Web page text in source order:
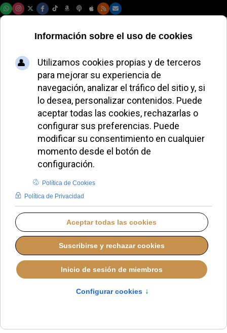
El gesto familiar de
León XIV que
muestra su lado
más cercano
ALMUDENA RODRIGO PAPA LEÓN XIV